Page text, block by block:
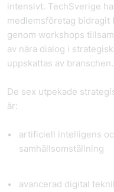
intensivt. TechSverige
medlemsföretag bidragit
genom workshops
av nära dialog i
uppskattas av branschen.
De sex utpekade
är:
artificiell intelligens
samhällsomställning
avancerad digital